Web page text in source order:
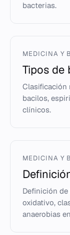
bacterias.
MEDICINA Y
Tipos de
Clasificación
bacilos,
clínicos.
MEDICINA Y
Definición
oxidativo,
anaerobias